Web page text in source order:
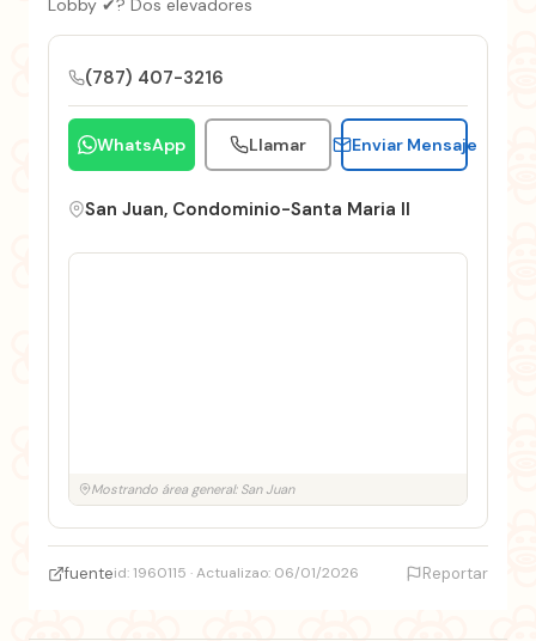
Lobby ✔? Dos elevadores
(787) 407-3216
WhatsApp Llamar Enviar Mensaje
San Juan, Condominio-Santa Maria II
Mostrando área general: San Juan
fuenteid: 1960115 · Actualizao: 06/01/2026 Reportar